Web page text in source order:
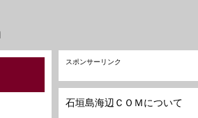
スポンサーリンク
石垣島海辺ＣＯＭについて